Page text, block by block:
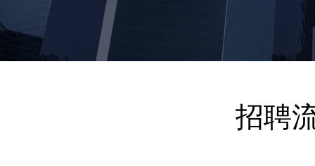
招聘